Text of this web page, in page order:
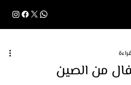
من الصين